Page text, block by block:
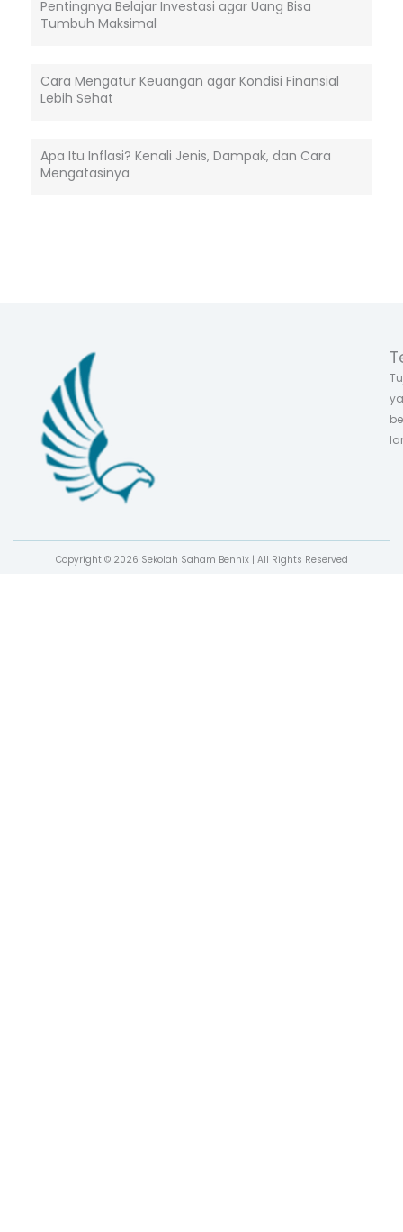
Pentingnya Belajar Investasi agar Uang Bisa
Tumbuh Maksimal
Cara Mengatur Keuangan agar Kondisi Finansial
Lebih Sehat
Apa Itu Inflasi? Kenali Jenis, Dampak, dan Cara
Mengatasinya
Copyright © 2026 Sekolah Saham Bennix | All Rights Reserved